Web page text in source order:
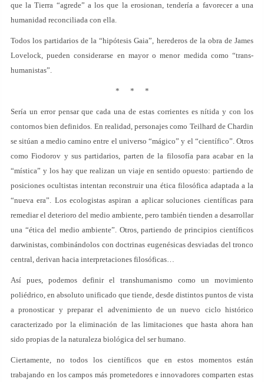
que la Tierra “agrede” a los que la erosionan, tendería a favorecer a una
humanidad reconciliada con ella.
Todos los partidarios de la “hipótesis Gaia”, herederos de la obra de James
Lovelock, pueden considerarse en mayor o menor medida como “trans-
humanistas”.
* * *
Sería un error pensar que cada una de estas corrientes es nítida y con los
contornos bien definidos. En realidad, personajes como Teilhard de Chardin
se sitúan a medio camino entre el universo “mágico” y el “científico”. Otros
como Fiodorov y sus partidarios, parten de la filosofía para acabar en la
“mística” y los hay que realizan un viaje en sentido opuesto: partiendo de
posiciones ocultistas intentan reconstruir una ética filosófica adaptada a la
“nueva era”. Los ecologistas aspiran a aplicar soluciones científicas para
remediar el deterioro del medio ambiente, pero también tienden a desarrollar
una “ética del medio ambiente”. Otros, partiendo de principios científicos
darwinistas, combinándolos con doctrinas eugenésicas desviadas del tronco
central, derivan hacia interpretaciones filosóficas…
Así pues, podemos definir el transhumanismo como un movimiento
poliédrico, en absoluto unificado que tiende, desde distintos puntos de vista
a pronosticar y preparar el advenimiento de un nuevo ciclo histórico
caracterizado por la eliminación de las limitaciones que hasta ahora han
sido propias de la naturaleza biológica del ser humano.
Ciertamente, no todos los científicos que en estos momentos están
trabajando en los campos más prometedores e innovadores comparten estas